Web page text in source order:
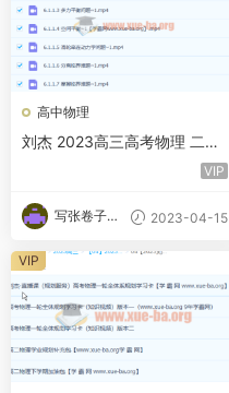
高中物理
刘杰 2023高三高考物理 二轮
知识视频 规划课 百度云网盘VIP
写张卷子冷
2023-04-15
VIP